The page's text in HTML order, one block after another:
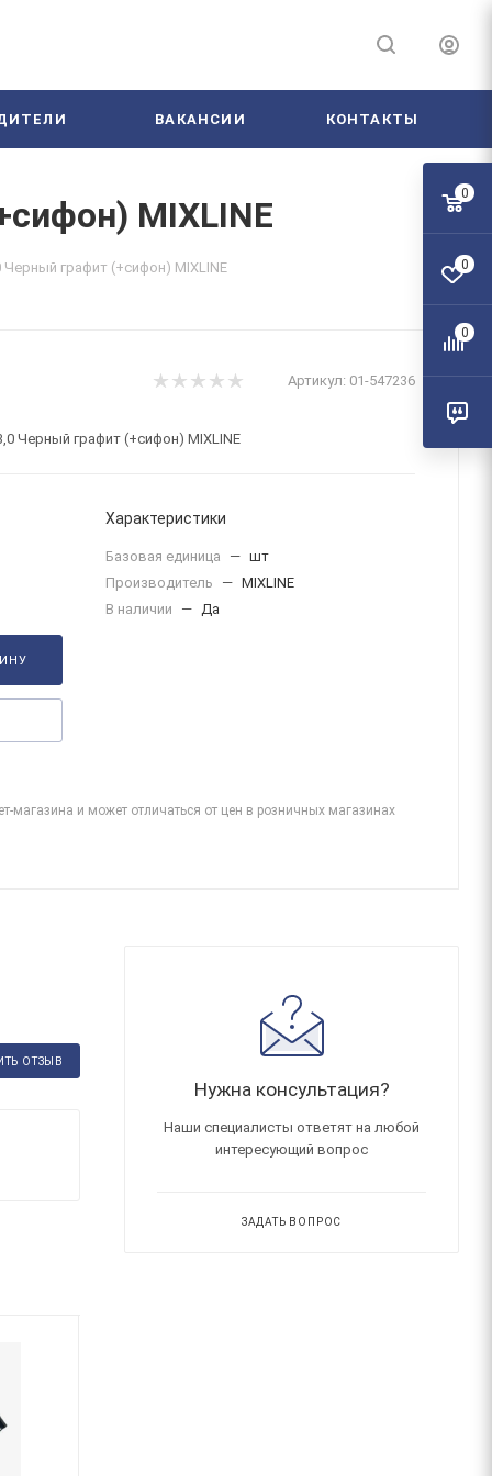
ВАКАНСИИ КОНТАКТЫ
MIXLINE
графит (+сифон) MIXLINE
Артикул: 01-547236
Черный графит (+сифон) MIXLINE
Характеристики
Базовая единица — шт
Производитель
— MIXLINE
В наличии
— Да
магазина и может отличаться от цен в розничных магазинах
ОТЗЫВ
Нужна консультация?
Наши специалисты ответят на любой
интересующий вопрос
ЗАДАТЬ ВОПРОС
0
0
0